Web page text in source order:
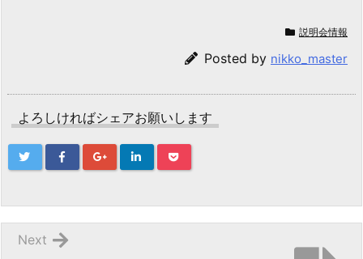
説明会情報
Posted by nikko_master
よろしければシェアお願いします
Next